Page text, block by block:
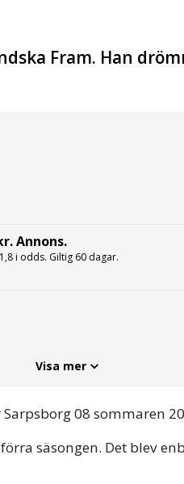
Fram. Han
Annons.
i odds. Giltig 60 dagar.
Visa mer
08 sommaren
säsongen. Det blev